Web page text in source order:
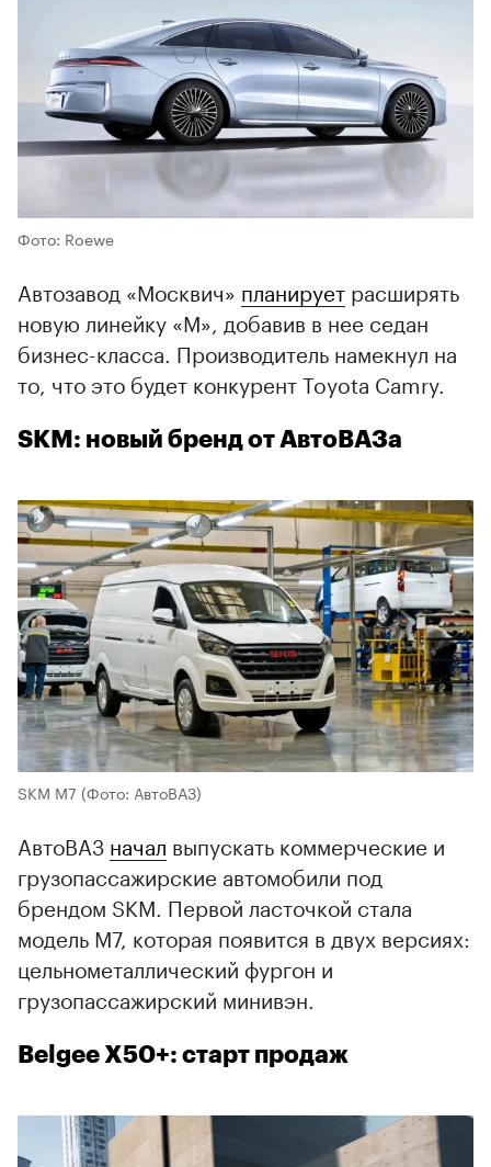
Фото: Roewe
Автозавод «Москвич» планирует расширять
новую линейку «М», добавив в нее седан
бизнес-класса. Производитель намекнул на
то, что это будет конкурент Toyota Camry.
SKM: новый бренд от АвтоВАЗа
SKM М7 (Фото: АвтоВАЗ)
АвтоВАЗ начал выпускать коммерческие и
грузопассажирские автомобили под
брендом SKM. Первой ласточкой стала
модель М7, которая появится в двух версиях:
цельнометаллический фургон и
грузопассажирский минивэн.
Belgee X50+: старт продаж